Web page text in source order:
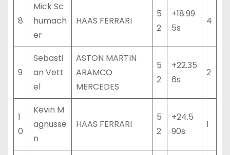
8
Mick Sc
humach
er
HAAS FERRARI
5
2
+18.99
5s
4
9
Sebasti
an Vett
el
ASTON MARTIN
ARAMCO
MERCEDES
5
2
+22.35
6s
2
1
0
Kevin M
agnusse
n
HAAS FERRARI
5
2
+24.5
90s
1